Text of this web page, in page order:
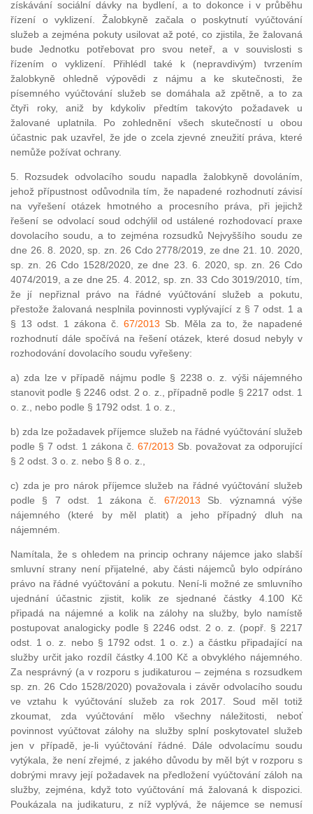
získávání sociální dávky na bydlení, a to dokonce i v průběhu
řízení o vyklizení. Žalobkyně začala o poskytnutí vyúčtování
služeb a zejména pokuty usilovat až poté, co zjistila, že žalovaná
bude Jednotku potřebovat pro svou neteř, a v souvislosti s
řízením o vyklizení. Přihlédl také k (nepravdivým) tvrzením
žalobkyně ohledně výpovědi z nájmu a ke skutečnosti, že
písemného vyúčtování služeb se domáhala až zpětně, a to za
čtyři roky, aniž by kdykoliv předtím takovýto požadavek u
žalované uplatnila. Po zohlednění všech skutečností u obou
účastnic pak uzavřel, že jde o zcela zjevné zneužití práva, které
nemůže požívat ochrany.
5. Rozsudek odvolacího soudu napadla žalobkyně dovoláním,
jehož přípustnost odůvodnila tím, že napadené rozhodnutí závisí
na vyřešení otázek hmotného a procesního práva, při jejichž
řešení se odvolací soud odchýlil od ustálené rozhodovací praxe
dovolacího soudu, a to zejména rozsudků Nejvyššího soudu ze
dne 26. 8. 2020, sp. zn. 26 Cdo 2778/2019, ze dne 21. 10. 2020,
sp. zn. 26 Cdo 1528/2020, ze dne 23. 6. 2020, sp. zn. 26 Cdo
4074/2019, a ze dne 25. 4. 2012, sp. zn. 33 Cdo 3019/2010, tím,
že jí nepřiznal právo na řádné vyúčtování služeb a pokutu,
přestože žalovaná nesplnila povinnosti vyplývající z § 7 odst. 1 a
§ 13 odst. 1 zákona č. 67/2013 Sb. Měla za to, že napadené
rozhodnutí dále spočívá na řešení otázek, které dosud nebyly v
rozhodování dovolacího soudu vyřešeny:
a) zda lze v případě nájmu podle § 2238 o. z. výši nájemného
stanovit podle § 2246 odst. 2 o. z., případně podle § 2217 odst. 1
o. z., nebo podle § 1792 odst. 1 o. z.,
b) zda lze požadavek příjemce služeb na řádné vyúčtování služeb
podle § 7 odst. 1 zákona č. 67/2013 Sb. považovat za odporující
§ 2 odst. 3 o. z. nebo § 8 o. z.,
c) zda je pro nárok příjemce služeb na řádné vyúčtování služeb
podle § 7 odst. 1 zákona č. 67/2013 Sb. významná výše
nájemného (které by měl platit) a jeho případný dluh na
nájemném.
Namítala, že s ohledem na princip ochrany nájemce jako slabší
smluvní strany není přijatelné, aby části nájemců bylo odpíráno
právo na řádné vyúčtování a pokutu. Není-li možné ze smluvního
ujednání účastnic zjistit, kolik ze sjednané částky 4.100 Kč
připadá na nájemné a kolik na zálohy na služby, bylo namístě
postupovat analogicky podle § 2246 odst. 2 o. z. (popř. § 2217
odst. 1 o. z. nebo § 1792 odst. 1 o. z.) a částku připadající na
služby určit jako rozdíl částky 4.100 Kč a obvyklého nájemného.
Za nesprávný (a v rozporu s judikaturou – zejména s rozsudkem
sp. zn. 26 Cdo 1528/2020) považovala i závěr odvolacího soudu
ve vztahu k vyúčtování služeb za rok 2017. Soud měl totiž
zkoumat, zda vyúčtování mělo všechny náležitosti, neboť
povinnost vyúčtovat zálohy na služby splní poskytovatel služeb
jen v případě, je-li vyúčtování řádné. Dále odvolacímu soudu
vytýkala, že není zřejmé, z jakého důvodu by měl být v rozporu s
dobrými mravy její požadavek na předložení vyúčtování záloh na
služby, zejména, když toto vyúčtování má žalovaná k dispozici.
Poukázala na judikaturu, z níž vyplývá, že nájemce se nemusí